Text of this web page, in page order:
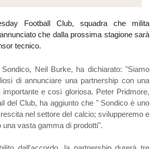
Football Club, squadra che milita
che dalla prossima stagione sarà
tecnico.
Neil Burke, ha dichiarato: "Siamo
di annunciare una partnership con una
e così gloriosa. Peter Pridmore,
del Club, ha aggiunto che " Sondico è uno
nel settore del calcio; svilupperemo e
una vasta gamma di prodotti".